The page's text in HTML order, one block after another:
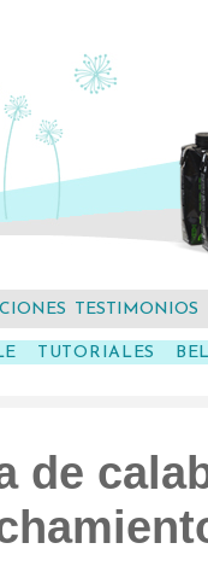
TUTORIALES
TESTIMONIOS
de